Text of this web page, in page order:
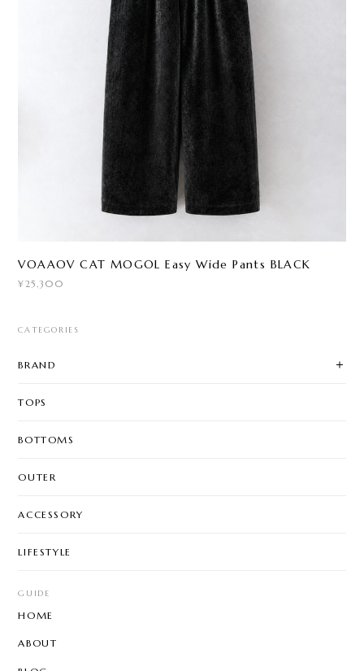
VOAAOV CAT MOGOL Easy Wide Pants BLACK
¥25,300
CATEGORIES
BRAND
TOPS
BOTTOMS
OUTER
ACCESSORY
LIFESTYLE
GUIDE
HOME
ABOUT